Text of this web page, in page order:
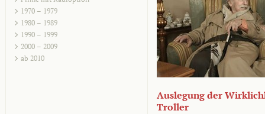
1970 – 1979
1980 – 1989
1990 – 1999
2000 – 2009
ab 2010
Auslegung der
Troller